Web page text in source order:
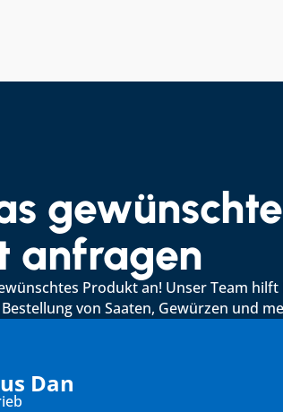
gewünschte
anfragen
Produkt an! Unser Team
von Saaten, Gewürzen und
Dan